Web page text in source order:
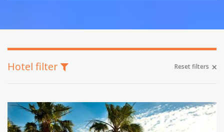
Hotel filter Reset filters